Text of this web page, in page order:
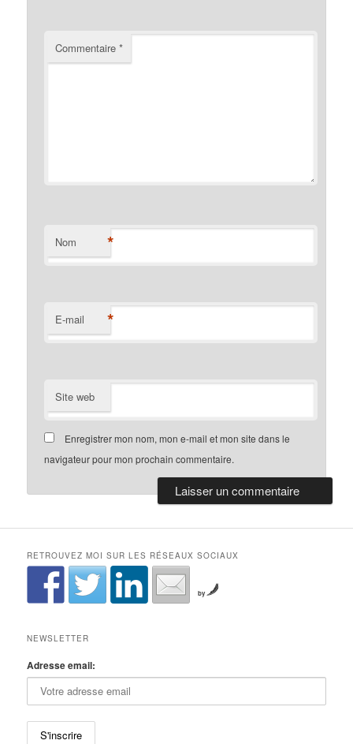
Commentaire*
Nom *
E-mail *
Site web
Enregistrer mon nom, mon e-mail et mon site dans le
navigateur pour mon prochain commentaire.
RETROUVEZ MOI SUR LES RÉSEAUX SOCIAUX
by
NEWSLETTER
Adresse email: